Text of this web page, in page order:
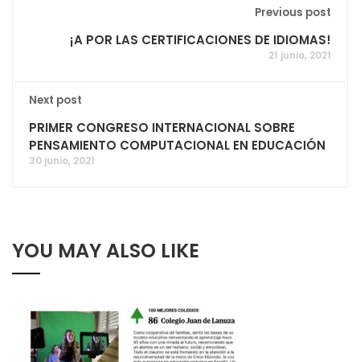
Previous post
¡A POR LAS CERTIFICACIONES DE IDIOMAS!
21 junio, 2021
Next post
PRIMER CONGRESO INTERNACIONAL SOBRE
PENSAMIENTO COMPUTACIONAL EN EDUCACIÓN
30 junio, 2021
YOU MAY ALSO LIKE